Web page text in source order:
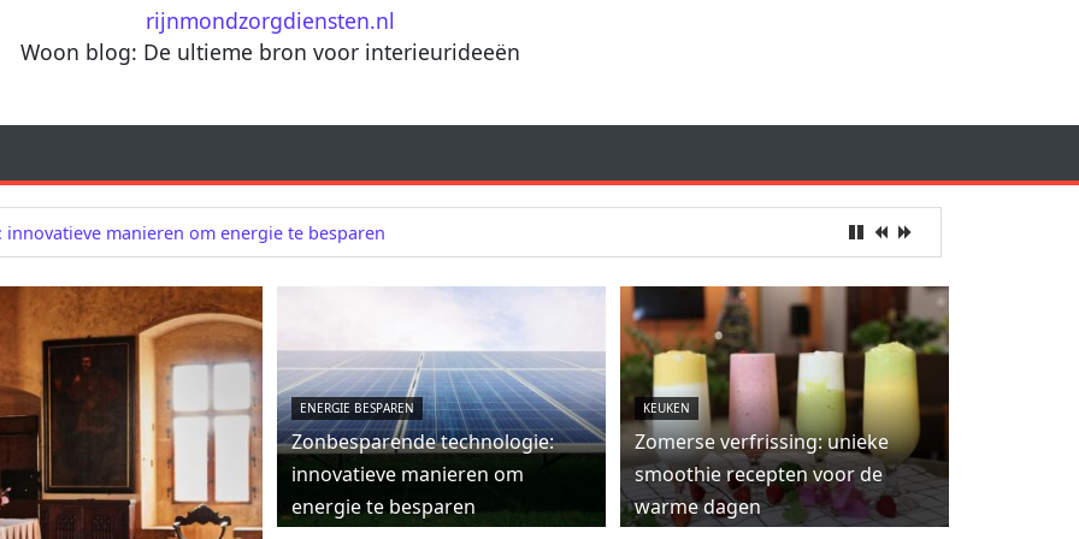
rijnmondzorgdiensten.nl
Woon blog: De ultieme bron voor interieurideeën
manieren om energie te besparen
ENERGIE BESPAREN
Zonbesparende technologie:
innovatieve manieren om
energie te besparen
KEUKEN
Zomerse verfrissing: unieke
smoothie recepten voor de
warme dagen